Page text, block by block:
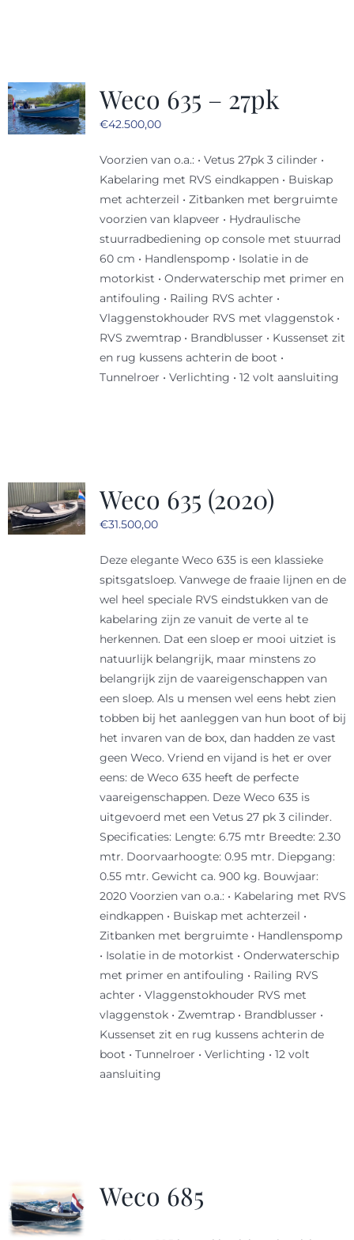
Weco 635 – 27pk
€42.500,00
Voorzien van o.a.: • Vetus 27pk 3 cilinder •
Kabelaring met RVS eindkappen • Buiskap
met achterzeil • Zitbanken met bergruimte
voorzien van klapveer • Hydraulische
stuurradbediening op console met stuurrad
60 cm • Handlenspomp • Isolatie in de
motorkist • Onderwaterschip met primer en
antifouling • Railing RVS achter •
Vlaggenstokhouder RVS met vlaggenstok •
RVS zwemtrap • Brandblusser • Kussenset zit
en rug kussens achterin de boot •
Tunnelroer • Verlichting • 12 volt aansluiting
Weco 635 (2020)
€31.500,00
Deze elegante Weco 635 is een klassieke
spitsgatsloep. Vanwege de fraaie lijnen en de
wel heel speciale RVS eindstukken van de
kabelaring zijn ze vanuit de verte al te
herkennen. Dat een sloep er mooi uitziet is
natuurlijk belangrijk, maar minstens zo
belangrijk zijn de vaareigenschappen van
een sloep. Als u mensen wel eens hebt zien
tobben bij het aanleggen van hun boot of bij
het invaren van de box, dan hadden ze vast
geen Weco. Vriend en vijand is het er over
eens: de Weco 635 heeft de perfecte
vaareigenschappen. Deze Weco 635 is
uitgevoerd met een Vetus 27 pk 3 cilinder.
Specificaties: Lengte: 6.75 mtr Breedte: 2.30
mtr. Doorvaarhoogte: 0.95 mtr. Diepgang:
0.55 mtr. Gewicht ca. 900 kg. Bouwjaar:
2020 Voorzien van o.a.: • Kabelaring met RVS
eindkappen • Buiskap met achterzeil •
Zitbanken met bergruimte • Handlenspomp
• Isolatie in de motorkist • Onderwaterschip
met primer en antifouling • Railing RVS
achter • Vlaggenstokhouder RVS met
vlaggenstok • Zwemtrap • Brandblusser •
Kussenset zit en rug kussens achterin de
boot • Tunnelroer • Verlichting • 12 volt
aansluiting
Weco 685